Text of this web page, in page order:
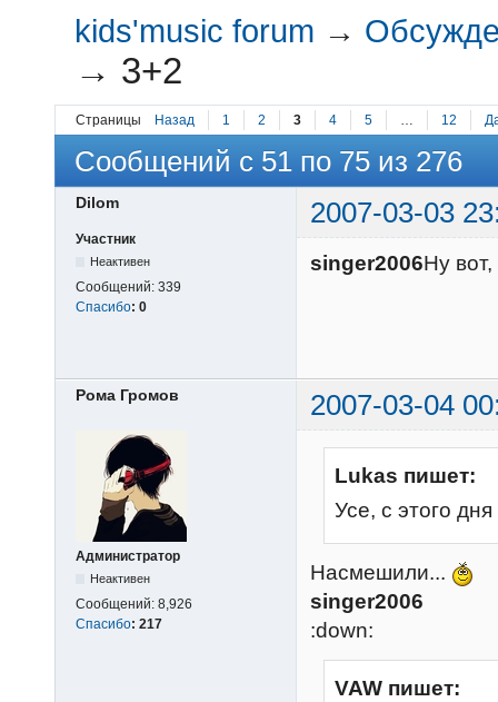
kids'music forum →
→ 3+2
Страницы Назад 1 2 3 4 5 … 12
Сообщений с 51 по 75 из 276
Dilom 2007-03-03
Участник
Неактивен
Сообщений: 339
Спасибо: 0
singer2006Ну
Рома Громов 2007-03-04
Администратор
Неактивен
Сообщений: 8,926
Спасибо: 217
Lukas пишет:
Усе, с этого
Насмешили...
singer2006
:down:
VAW пишет: